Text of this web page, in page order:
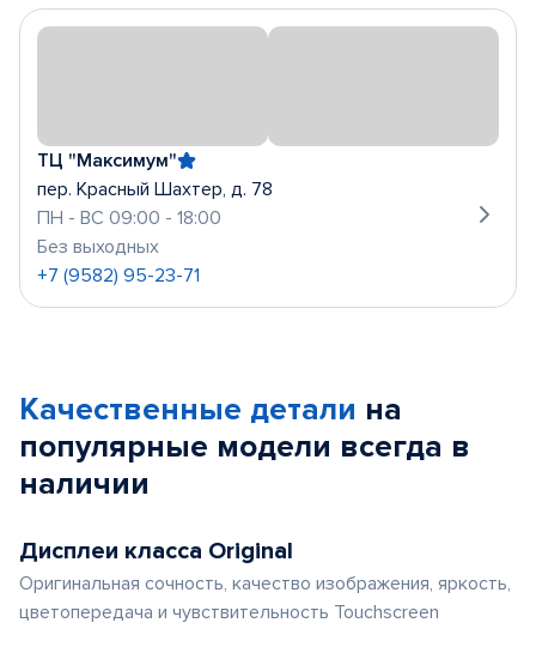
ТЦ "Максимум"
пер. Красный Шахтер, д. 78
ПН - ВС 09:00 - 18:00
Без выходных
+7 (9582) 95-23-71
Качественные детали на
популярные модели всегда в
наличии
Дисплеи класса Original
Оригинальная сочность, качество изображения, яркость,
цветопередача и чувствительность Touchscreen